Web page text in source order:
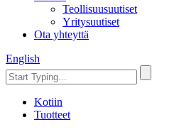
Teollisuusuutiset
Yritysuutiset
Ota yhteyttä
English
Kotiin
Tuotteet